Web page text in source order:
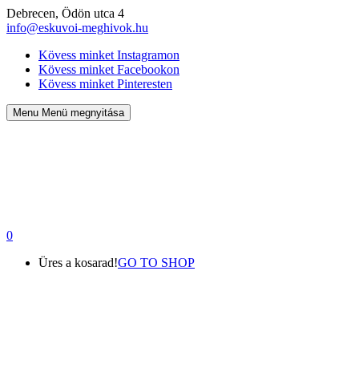
Debrecen, Ödön utca 4
info@eskuvoi-meghivok.hu
Kövess minket Instagramon
Kövess minket Facebookon
Kövess minket Pinteresten
Menu Menü megnyitása
0
Üres a kosarad!GO TO SHOP